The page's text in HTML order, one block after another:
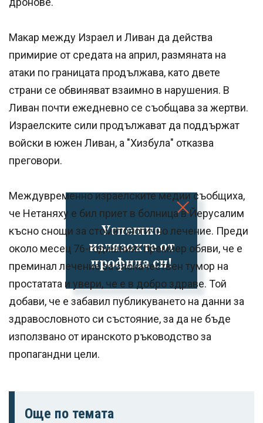
Успешно
излязохте от
профила си!
Макар между Израел и Ливан да действа
примирие от средата на април, размяната на
атаки по границата продължава, като двете
страни се обвиняват взаимно в нарушения. В
Ливан почти ежедневно се съобщава за жертви.
Израелските сили продължават да поддържат
войски в южен Ливан, а "Хизбула" отказва
преговори.
Междувременно израелските медии съобщиха,
че Нетаняху е бил приет в болница в Йерусалим
късно снощи за стоматологично лечение. Преди
около месец 76-годишният премиер обяви, че е
преминал лечение за злокачествен тумор на
простатата и увери, че е в добро здраве. Той
добави, че е забавил публикуването на данни за
здравословното си състояние, за да не бъде
използвано от иранското ръководство за
пропагандни цели.
Още по темата